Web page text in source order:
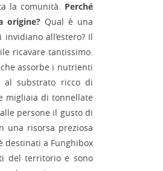
la comunità. Perché
origine? Qual è una
all’estero? Il
ricavare tantissimo.
assorbe i nutrienti
al substrato ricco di
migliaia di tonnellate
persone il gusto di
una risorsa preziosa
destinati a Funghibox
del territorio e sono